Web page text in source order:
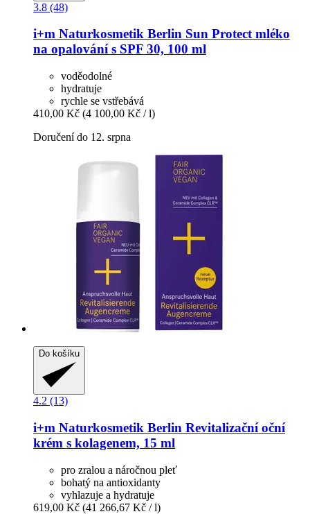
3.8 (48)
i+m Naturkosmetik Berlin Sun Protect mléko
na opalování s SPF 30, 100 ml
voděodolné
hydratuje
rychle se vstřebává
410,00 Kč (4 100,00 Kč / l)
Doručení do 12. srpna
Do košíku
4.2 (13)
i+m Naturkosmetik Berlin Revitalizační oční
krém s kolagenem, 15 ml
pro zralou a náročnou pleť
bohatý na antioxidanty
vyhlazuje a hydratuje
619,00 Kč (41 266,67 Kč / l)